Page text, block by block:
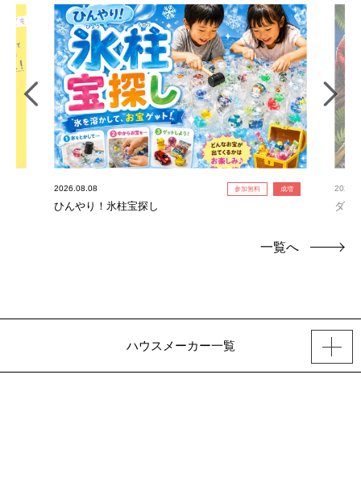
2026.08.08 参加無料 成増
ひんやり！氷柱宝探し ダイ
一覧へ
ハウスメーカー一覧